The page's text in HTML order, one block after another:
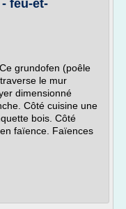
feu-et-
grundofen (poêle
le mur
dimensionné
Côté cuisine une
bois. Côté
faïence. Faïences